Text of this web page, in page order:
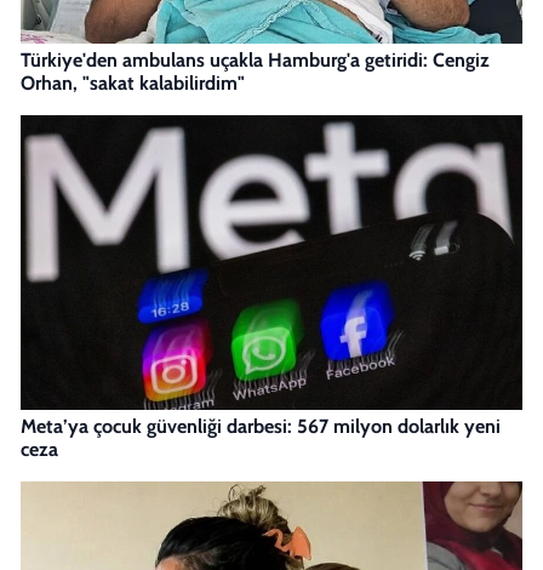
Türkiye'den ambulans uçakla Hamburg'a getiridi: Cengiz
Orhan, "sakat kalabilirdim"
Meta’ya çocuk güvenliği darbesi: 567 milyon dolarlık yeni
ceza